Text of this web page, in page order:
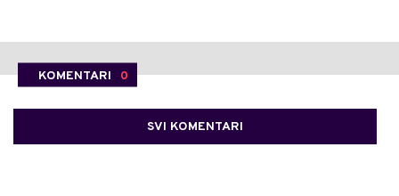
KOMENTARI 0
SVI KOMENTARI